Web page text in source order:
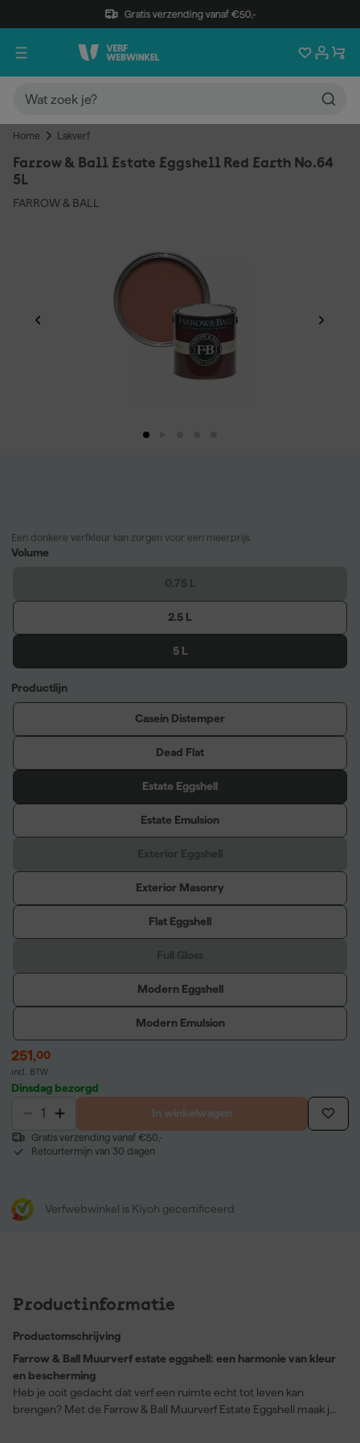
Gratis verzending vanaf €50,-
Home Lakverf
Farrow & Ball Estate Eggshell Red Earth No.64
5L
FARROW & BALL
Een donkere verfkleur kan zorgen voor een meerprijs.
Volume
2.5 L
5 L
Productlijn
Casein Distemper
Dead Flat
Estate Eggshell
Estate Emulsion
Exterior Masonry
Flat Eggshell
Modern Eggshell
Modern Emulsion
251,00
incl. BTW
Dinsdag bezorgd
In winkelwagen
Gratis verzending vanaf €50,-
Retourtermijn van 30 dagen
Verfwebwinkel is Kiyoh gecertificeerd
Productinformatie
Productomschrijving
Farrow & Ball Muurverf estate eggshell: een harmonie van kleur
en bescherming
Heb je ooit gedacht dat verf een ruimte echt tot leven kan
brengen? Met de Farrow & Ball Muurverf Estate Eggshell maak je